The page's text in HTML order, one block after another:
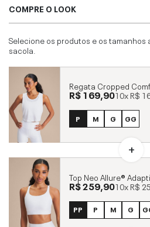
COMPRE O LOOK
Selecione os produtos e os tamanhos
sacola.
Regata Cropped
R$ 169,9010xR$
P M G GG
Top Neo Allure®
R$ 259,9010xR$
PP P M G